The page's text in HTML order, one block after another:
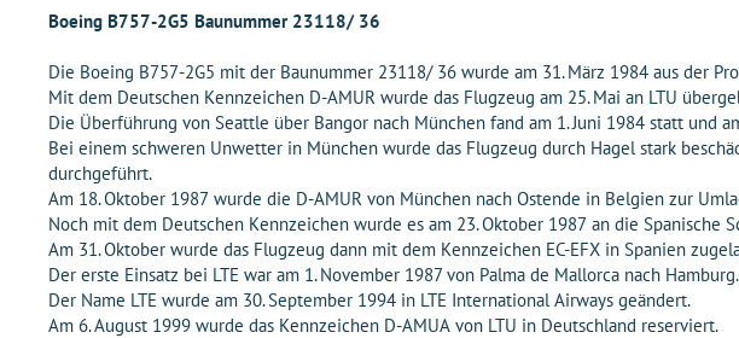
Boeing B757-2G5 Baunummer 23118/ 36
Die Boeing B757-2G5 mit der Baunummer 23118/ 36 wurde am 31. März 1984 aus der
Mit dem Deutschen Kennzeichen D-AMUR wurde das Flugzeug am 25. Mai an LTU
Die Überführung von Seattle über Bangor nach München fand am 1. Juni 1984 statt und
Bei einem schweren Unwetter in München wurde das Flugzeug durch Hagel stark
durchgeführt.
Am 18. Oktober 1987 wurde die D-AMUR von München nach Ostende in Belgien zur
Noch mit dem Deutschen Kennzeichen wurde es am 23. Oktober 1987 an die Spanische
Am 31. Oktober wurde das Flugzeug dann mit dem Kennzeichen EC-EFX in Spanien
Der erste Einsatz bei LTE war am 1. November 1987 von Palma de Mallorca nach Hamburg.
Der Name LTE wurde am 30. September 1994 in LTE International Airways geändert.
Am 6. August 1999 wurde das Kennzeichen D-AMUA von LTU in Deutschland reserviert.